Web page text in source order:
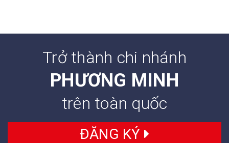
Trở thành chi nhánh
PHƯƠNG MINH
trên toàn quốc
ĐĂNG KÝ